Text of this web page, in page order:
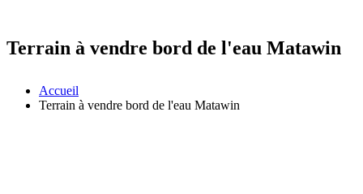
Terrain à vendre bord de l'eau Matawin
Accueil
Terrain à vendre bord de l'eau Matawin